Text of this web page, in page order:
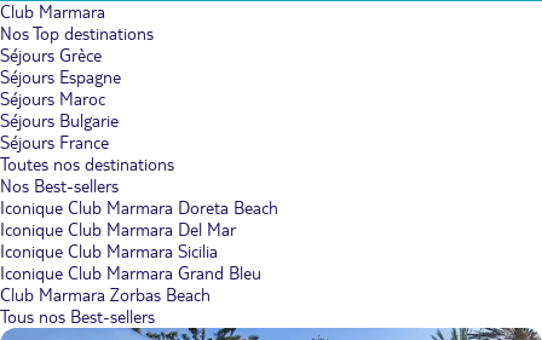
Club Marmara
Nos Top destinations
Séjours Grèce
Séjours Espagne
Séjours Maroc
Séjours Bulgarie
Séjours France
Toutes nos destinations
Nos Best-sellers
Iconique Club Marmara Doreta Beach
Iconique Club Marmara Del Mar
Iconique Club Marmara Sicilia
Iconique Club Marmara Grand Bleu
Club Marmara Zorbas Beach
Tous nos Best-sellers